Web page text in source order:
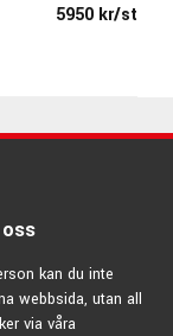
mono.
5950 kr/st
kan du inte
webbsida, utan all
via våra